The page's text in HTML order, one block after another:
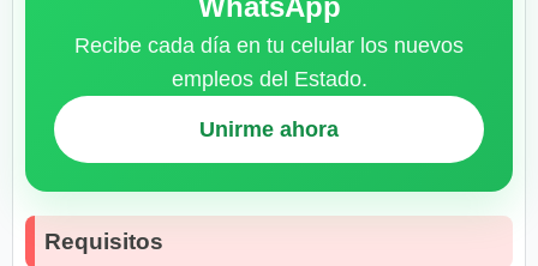
WhatsApp
Recibe cada día en tu celular los nuevos
empleos del Estado.
Unirme ahora
Requisitos